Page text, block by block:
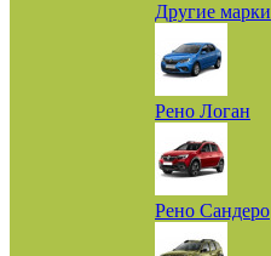
Другие марки
Рено Логан
Рено Сандеро